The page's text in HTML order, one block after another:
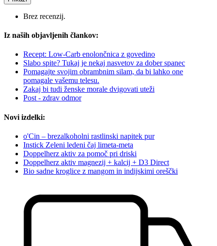
Brez recenzij.
Iz naših objavljenih člankov:
Recept: Low-Carb enolončnica z govedino
Slabo spite? Tukaj je nekaj nasvetov za dober spanec
Pomagajte svojim obrambnim silam, da bi lahko one
pomagale vašemu telesu.
Zakaj bi tudi ženske morale dvigovati uteži
Post - zdrav odmor
Novi izdelki:
o'Cin – brezalkoholni rastlinski napitek pur
Instick Zeleni ledeni čaj limeta-meta
Doppelherz aktiv za pomoč pri driski
Doppelherz aktiv magnezij + kalcij + D3 Direct
Bio sadne kroglice z mangom in indijskimi oreščki